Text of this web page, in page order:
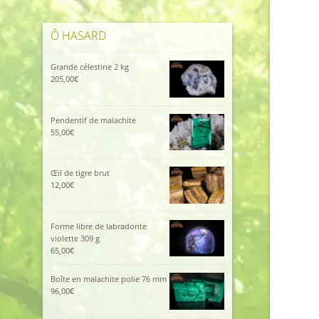
Ô HASARD
Grande célestine 2 kg
205,00€
Pendentif de malachite
55,00€
Œil de tigre brut
12,00€
Forme libre de labradorite
violette 309 g
65,00€
Boîte en malachite polie 76 mm
96,00€